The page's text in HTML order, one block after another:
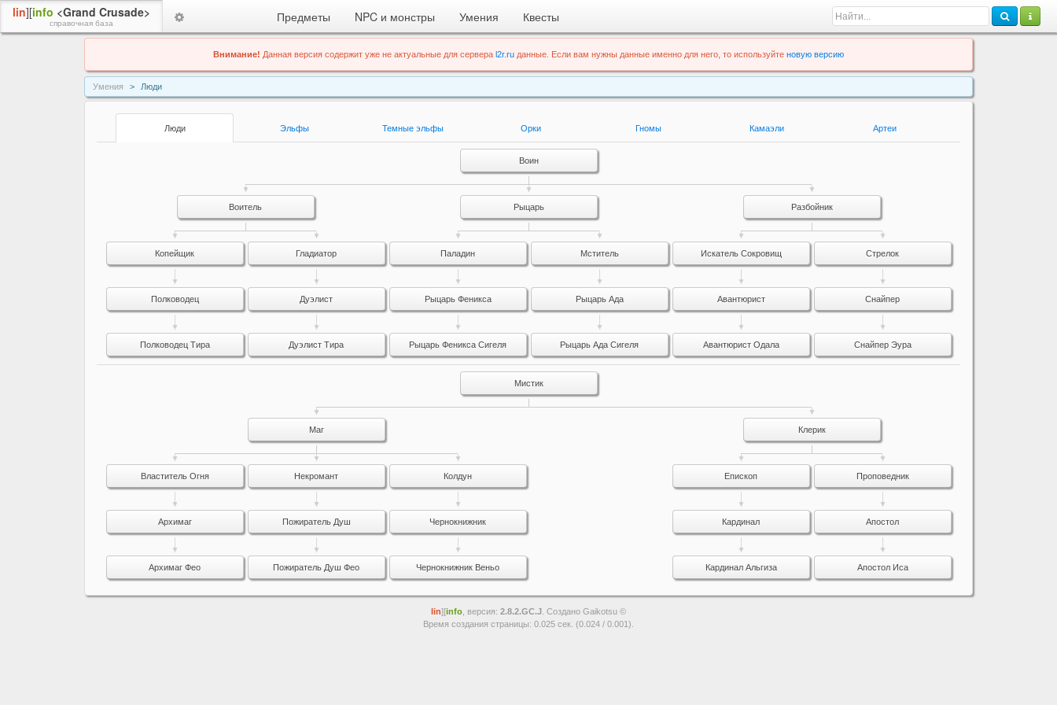
lin][info <Grand Crusade>
справочная база Предметы NPC и монстры Умения Квесты
Внимание! Данная версия содержит уже не актуальные для сервера l2r.ru данные. Если вам нужны данные именно для него, то используйте новую версию
Умения Люди
Люди Эльфы Темные эльфы Орки Гномы Камаэли Артеи
Воин
Воитель Рыцарь Разбойник
Копейщик Гладиатор Паладин Мститель Искатель Сокровищ Стрелок
Полководец Дуэлист Рыцарь Феникса Рыцарь Ада Авантюрист Снайпер
Полководец Тира Дуэлист Тира Рыцарь Феникса Сигеля Рыцарь Ада Сигеля Авантюрист Одала Снайпер Эура
Мистик
Маг Клерик
Властитель Огня Некромант Колдун Епископ Проповедник
Архимаг Пожиратель Душ Чернокнижник Кардинал Апостол
Архимаг Фео Пожиратель Душ Фео Чернокнижник Веньо Кардинал Альгиза Апостол Иса
lin][info , версия: 2.8.2.GC.J . Создано Gaikotsu ©
Время создания страницы: 0.025 сек. (0.024 / 0.001).